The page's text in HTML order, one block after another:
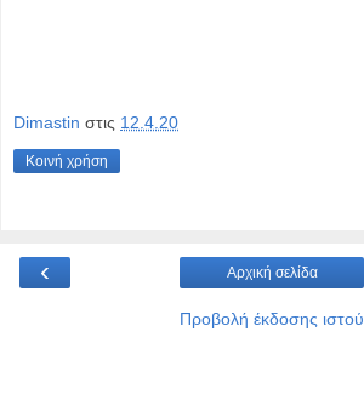
Dimastin στις 12.4.20
Κοινή χρήση
‹ Αρχική σελίδα
Προβολή έκδοσης ιστού